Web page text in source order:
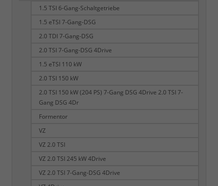
1.5 TSI 6-Gang-Schaltgetriebe
1.5 eTSI 7-Gang-DSG
2.0 TDI 7-Gang-DSG
2.0 TSI 7-Gang-DSG 4Drive
1.5 eTSI 110 kW
2.0 TSI 150 kW
2.0 TSI 150 kW (204 PS) 7-Gang DSG 4Drive 2.0 TSI 7-
Gang DSG 4Dr
Formentor
VZ
VZ 2.0 TSI
VZ 2.0 TSI 245 kW 4Drive
VZ 2.0 TSI 7-Gang-DSG 4Drive